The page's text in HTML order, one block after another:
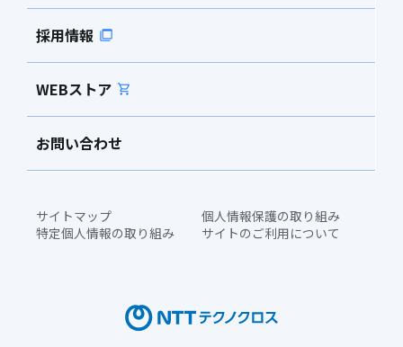
採用情報
WEBストア
お問い合わせ
サイトマップ
個人情報保護の取り組み
特定個人情報の取り組み
サイトのご利用について